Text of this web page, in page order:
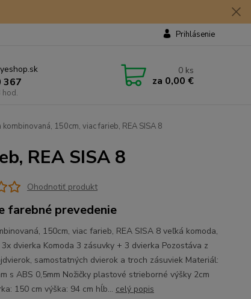
Prihlásenie
367
0 ks
za 0,00 €
kombinovaná, 150cm, viac farieb, REA SISA 8
REA SISA 8
Ohodnotiť produkt
farebné prevedenie
150cm, viac farieb, REA SISA 8 veľká komoda,
dvierka Komoda 3 zásuvky + 3 dvierka Pozostáva z
samostatných dvierok a troch zásuviek Materiál:
s ABS 0,5mm Nožičky plastové strieborné výšky 2cm
150 cm výška: 94 cm hĺb... celý popis